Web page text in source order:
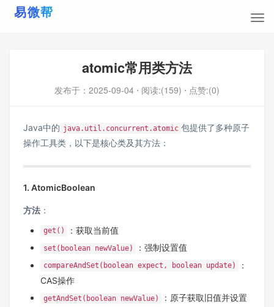
atomic常用类方法
发布于： 2025-09-04 ⋅ 阅读:(159) ⋅ 点赞:(0)
Java中的 java.util.concurrent.atomic 包提供了多种原子
操作工具类，以下是核心类及其方法：
1. AtomicBoolean
方法 ‌：
get() ：获取当前值
set(boolean newValue) ：强制设置值
compareAndSet(boolean expect, boolean update)
：
CAS操作
getAndSet(boolean newValue)
：原子获取旧值并设置